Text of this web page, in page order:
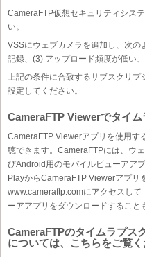
CameraFTP仮想セキュリティシス
い。
VSSにウェブカメラを追加し、次
記録、(3) アップロード頻度が低い
上記の条件に合致するサブスクリ
設定してください。
CameraFTP Viewerでタイ
CameraFTP Viewerアプリを使用す
聴できます。CameraFTPには、ウ
びAndroid用のモバイルビューアア
PlayからCameraFTP Viewerアプリ
www.cameraftp.comにアクセスし
ーアアプリをダウンロードすること
CameraFTPのタイムラプス
については、こちらをご覧